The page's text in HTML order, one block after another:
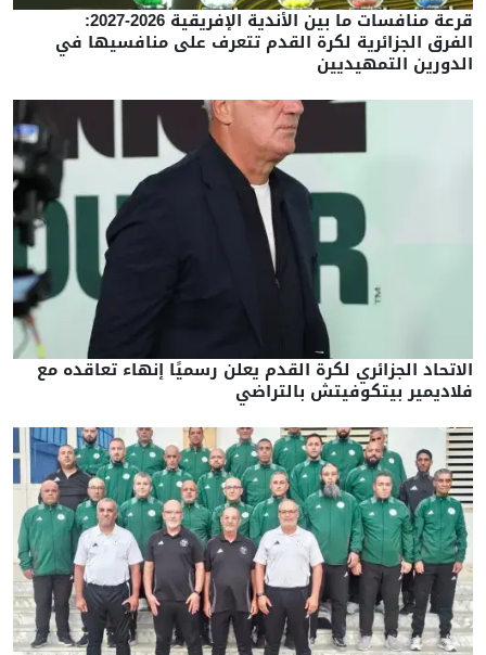
قرعة منافسات ما بين الأندية الإفريقية 2026-2027:
الفرق الجزائرية لكرة القدم تتعرف على منافسيها في
الدورين التمهيديين
الاتحاد الجزائري لكرة القدم يعلن رسميًا إنهاء تعاقده مع
فلاديمير بيتكوفيتش بالتراضي